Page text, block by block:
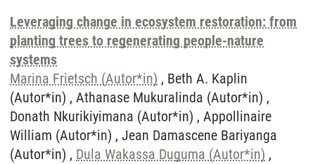
Leveraging change in ecosystem restoration: from
planting trees to regenerating people-nature
systems
Marina Frietsch (Autor*in) , Beth A. Kaplin
(Autor*in) , Athanase Mukuralinda (Autor*in) ,
Donath Nkurikiyimana (Autor*in) , Appollinaire
William (Autor*in) , Jean Damascene Bariyanga
(Autor*in) , Dula Wakassa Duguma (Autor*in) ,